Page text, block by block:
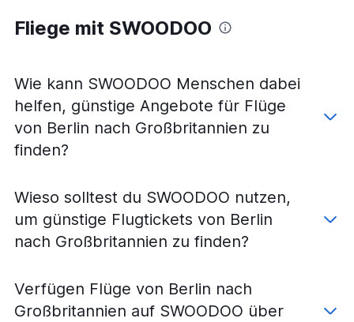
Fliege mit SWOODOO
Wie kann SWOODOO Menschen dabei
helfen, günstige Angebote für Flüge
von Berlin nach Großbritannien zu
finden?
Wieso solltest du SWOODOO nutzen,
um günstige Flugtickets von Berlin
nach Großbritannien zu finden?
Verfügen Flüge von Berlin nach
Großbritannien auf SWOODOO über